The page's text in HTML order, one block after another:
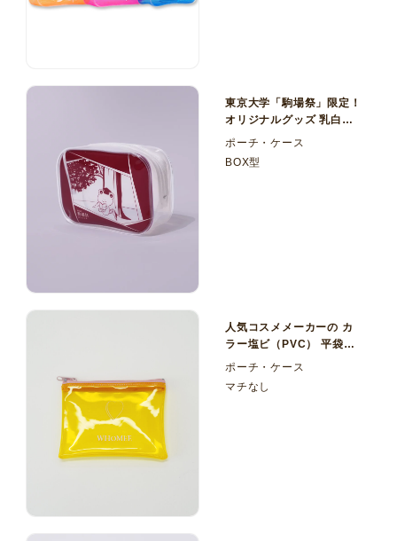
東京大学「駒場祭」限定！
オリジナルグッズ 乳白塩
ビ（PVC）BOXポーチ
ポーチ・ケース
BOX型
人気コスメメーカーの カ
ラー塩ビ（PVC） 平袋ケ
ース
ポーチ・ケース
マチなし